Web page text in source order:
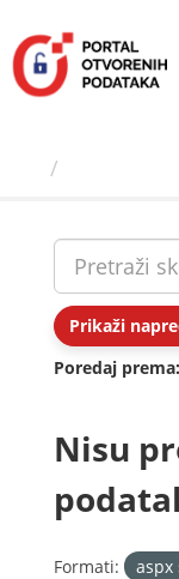
sadržaj
Prikaži
Poredaj prema
Nisu
Formati: aspx